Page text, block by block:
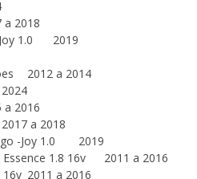
a 2018
1.0
2019
2012 a 2014
2024
a 2016
2017 a 2018
-Joy 1.0
2019
1.8 16v
2011 a 2016
16v 2011 a 2016